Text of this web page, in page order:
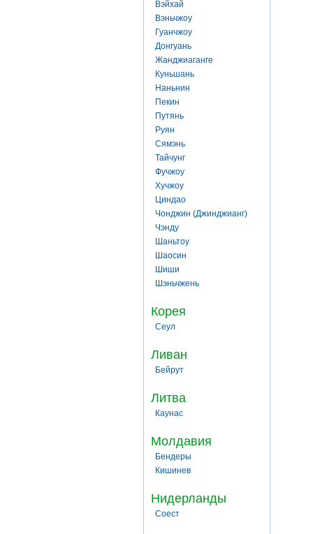
Вэйхай
Вэньчжоу
Гуанчжоу
Донгуань
Жанджиаганге
Куньшань
Наньнин
Пекин
Путянь
Руян
Сямэнь
Тайчунг
Фучжоу
Хучжоу
Циндао
Чонджин (Джинджианг)
Чэнду
Шаньтоу
Шаосин
Шиши
Шэньчжень
Корея
Сеул
Ливан
Бейрут
Литва
Каунас
Молдавия
Бендеры
Кишинев
Нидерланды
Соест